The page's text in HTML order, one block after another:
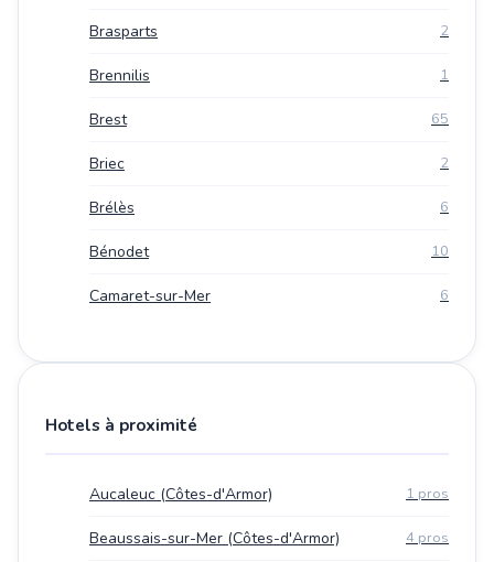
Brasparts 2
Brennilis 1
Brest 65
Briec 2
Brélès 6
Bénodet 10
Camaret-sur-Mer 6
Hotels à proximité
Aucaleuc (Côtes-d'Armor) 1 pros
Beaussais-sur-Mer (Côtes-d'Armor) 4 pros